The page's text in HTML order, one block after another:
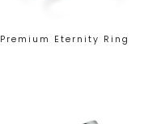
Premium Eternity Ring